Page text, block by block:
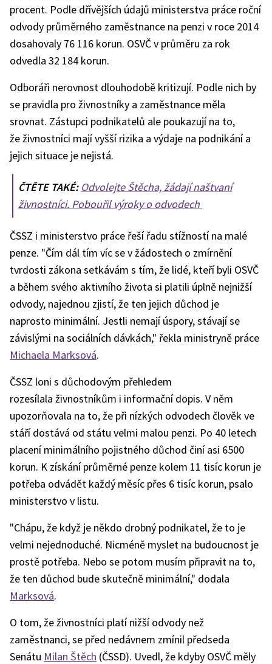
procent. Podle dřívějších údajů ministerstva práce roční
odvody průměrného zaměstnance na penzi v roce 2014
dosahovaly 76 116 korun. OSVČ v průměru za rok
odvedla 32 184 korun.
Odboráři nerovnost dlouhodobě kritizují. Podle nich by
se pravidla pro živnostníky a zaměstnance měla
srovnat. Zástupci podnikatelů ale poukazují na to,
že živnostníci mají vyšší rizika a výdaje na podnikání a
jejich situace je nejistá.
ČTĚTE TAKÉ: Odvolejte Štěcha, žádají naštvaní
živnostníci. Pobouřil výroky o odvodech
ČSSZ i ministerstvo práce řeší řadu stížností na malé
penze. "Čím dál tím víc se v žádostech o zmírnění
tvrdosti zákona setkávám s tím, že lidé, kteří byli OSVČ
a během svého aktivního života si platili úplně nejnižší
odvody, najednou zjistí, že ten jejich důchod je
naprosto minimální. Jestli nemají úspory, stávají se
závislými na sociálních dávkách," řekla ministryně práce
Michaela Marksová.
ČSSZ loni s důchodovým přehledem
rozesílala živnostníkům i informační dopis. V něm
upozorňovala na to, že při nízkých odvodech člověk ve
stáří dostává od státu velmi malou penzi. Po 40 letech
placení minimálního pojistného důchod činí asi 6500
korun. K získání průměrné penze kolem 11 tisíc korun je
potřeba odvádět každý měsíc přes 6 tisíc korun, psalo
ministerstvo v listu.
"Chápu, že když je někdo drobný podnikatel, že to je
velmi nejednoduché. Nicméně myslet na budoucnost je
prostě potřeba. Nebo se potom musím připravit na to,
že ten důchod bude skutečně minimální," dodala
Marksová.
O tom, že živnostníci platí nižší odvody než
zaměstnanci, se před nedávnem zmínil předseda
Senátu Milan Štěch (ČSSD). Uvedl, že kdyby OSVČ měly